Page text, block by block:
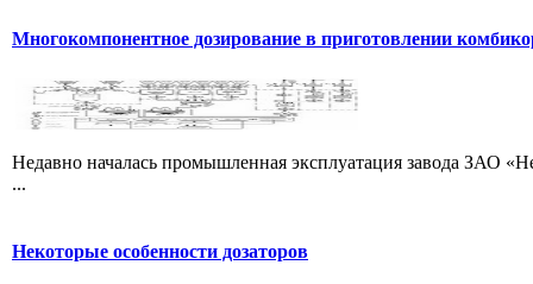
Многокомпонентное дозирование в приготовлении
Недавно началась промышленная эксплуатация завода ЗАО
...
Некоторые особенности дозаторов